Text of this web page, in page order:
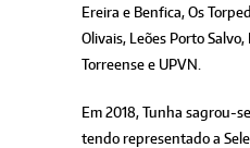
Ereira e Benfica, Os
Olivais, Leões Porto
Torreense e UPVN.
Em 2018, Tunha sagrou-
tendo representado a